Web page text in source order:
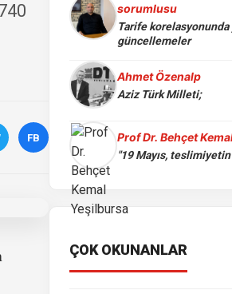
FB
sorumlusu
Tarife korelasyonunda
güncellemeler
Ahmet Özenalp
Aziz Türk Milleti;
Prof Dr. Behçet
"19 Mayıs,
ÇOK OKUNANLAR